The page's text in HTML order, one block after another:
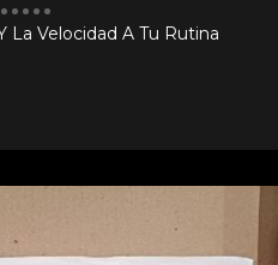
La Velocidad A Tu Rutina